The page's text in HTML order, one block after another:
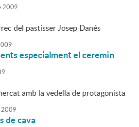
2009
del pastisser Josep Danés
especialment el ceremin
amb la vedella de protagonista
2009
de cava